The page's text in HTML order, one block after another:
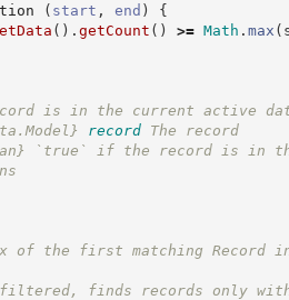
( start , end )
{
( ) . getCount ( ) >= Math . max (
is in the current active
record
The record
`true` if the record is in
the first matching Record
finds records only